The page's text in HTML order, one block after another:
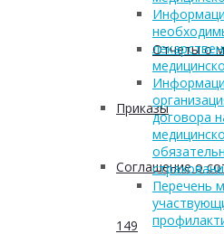
Отчеты о
Приказы
Соглашение о
149
договора
Перечень